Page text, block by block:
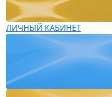
ЛИЧНЫЙ КАБИНЕТ